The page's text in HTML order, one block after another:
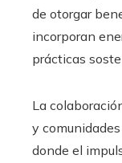
de otorgar
incorporan
prácticas
La
y
donde el